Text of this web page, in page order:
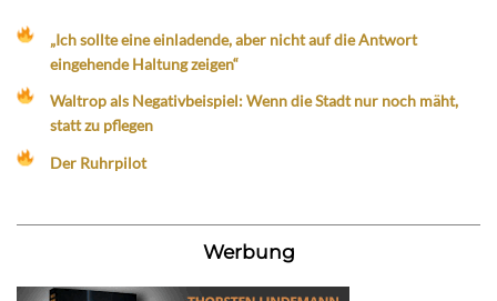
„Ich sollte eine einladende, aber nicht auf die Antwort
eingehende Haltung zeigen“
Waltrop als Negativbeispiel: Wenn die Stadt nur noch mäht,
statt zu pflegen
Der Ruhrpilot
Werbung